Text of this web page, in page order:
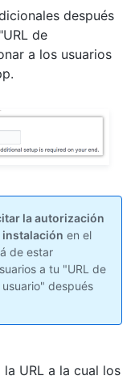
después
de
a los usuarios
la autorización
instalación en el
de estar
a tu "URL de
después
la URL a la cual los